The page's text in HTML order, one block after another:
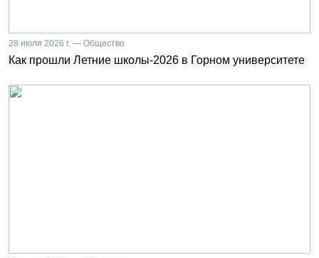
28 июля 2026 г. — Общество
Как прошли Летние школы-2026 в Горном университете